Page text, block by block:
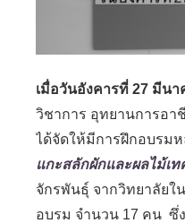
เมื่อวันอังคารที่ 27 มีนา
วิชาการ อุทยานการอ
ได้จัดให้มีการฝึกอบรมห
แกะสลักผักและผลไม้เ
จักรพันธุ์ จากวิทยาลัยใ
อบรม จำนวน 17 คน ซึ่